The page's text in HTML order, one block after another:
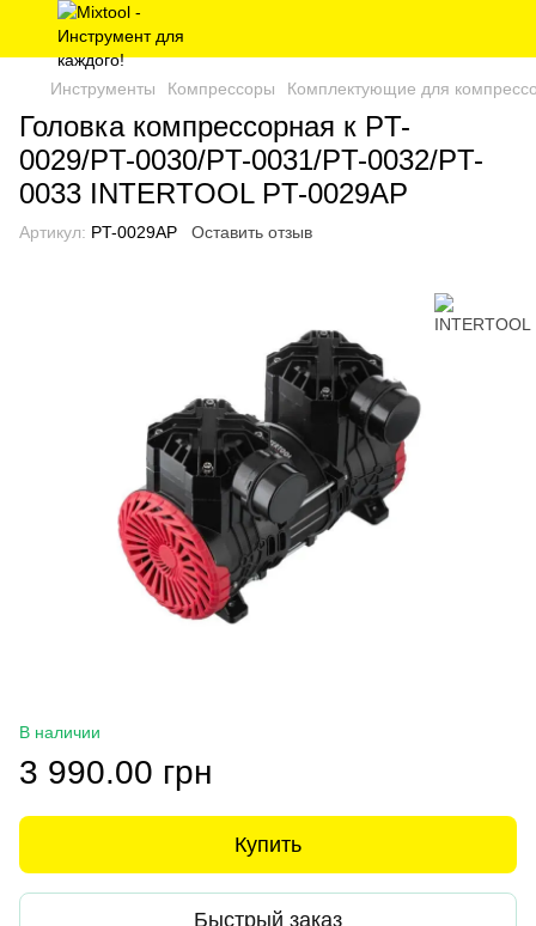
Инструменты Компрессоры Комплектующие для
Головка компрессорная к PT-
0029/PT-0030/PT-0031/PT-0032/PT-
0033 INTERTOOL PT-0029AP
Артикул: PT-0029AP Оставить отзыв
В наличии
3 990.00 грн
Купить
Быстрый заказ